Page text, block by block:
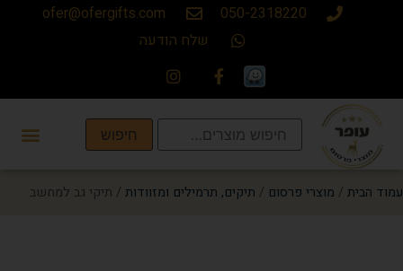
050-2318220
ofer@ofergifts.com
שלח הודעה
חיפוש
עמוד הבית / מוצרי פרסום / תיקים, תרמילים ומזוודות / תיקי גב למחשב